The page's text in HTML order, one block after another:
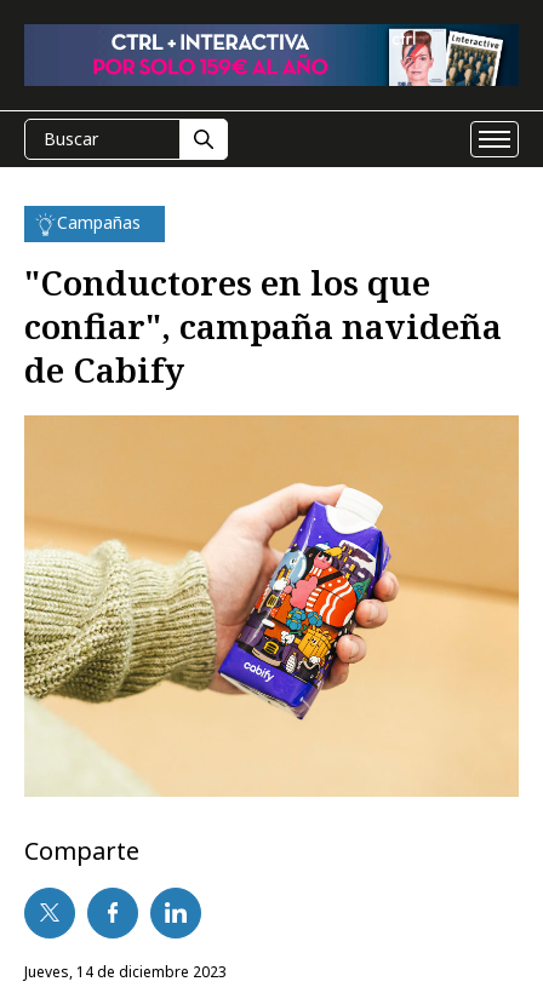
Campañas
"Conductores en los que
confiar", campaña navideña
de Cabify
Comparte
jueves, 14 de diciembre 2023